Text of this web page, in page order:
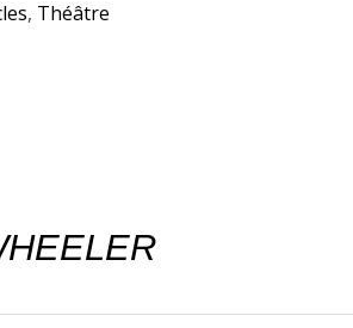
, Théâtre